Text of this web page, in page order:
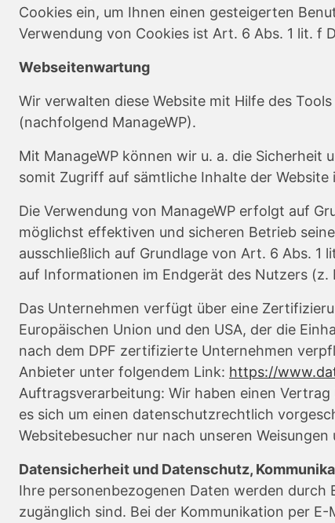
Cookies ein, um Ihnen einen gesteigerten
Verwendung von Cookies ist Art. 6 Abs. 1 lit. f
Webseitenwartung
Wir verwalten diese Website mit Hilfe des
(nachfolgend ManageWP).
Mit ManageWP können wir u. a. die Sicherheit
somit Zugriff auf sämtliche Inhalte der
Die Verwendung von ManageWP erfolgt auf
möglichst effektiven und sicheren Betrieb
ausschließlich auf Grundlage von Art. 6 Abs. 1
auf Informationen im Endgerät des Nutzers
Das Unternehmen verfügt über eine
Europäischen Union und den USA, der die
nach dem DPF zertifizierte Unternehmen
Anbieter unter folgendem Link: https://
Auftragsverarbeitung: Wir haben einen
es sich um einen datenschutzrechtlich
Websitebesucher nur nach unseren
Datensicherheit und Datenschutz,
Ihre personenbezogenen Daten werden
zugänglich sind. Bei der Kommunikation per